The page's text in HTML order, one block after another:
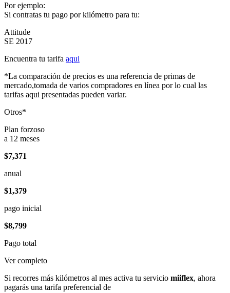
Por ejemplo:
Si contratas tu pago por kilómetro para tu:
Attitude
SE 2017
Encuentra tu tarifa aqui
*La comparación de precios es una referencia de primas de
mercado,tomada de varios compradores en línea por lo cual las
tarifas aqui presentadas pueden variar.
Otros*
Plan forzoso
a 12 meses
$7,371
anual
$1,379
pago inicial
$8,799
Pago total
Ver completo
Si recorres más kilómetros al mes activa tu servicio miiflex, ahora
pagarás una tarifa preferencial de